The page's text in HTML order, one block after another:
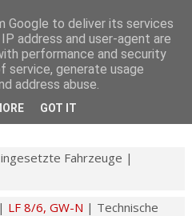
uns
2026
Fahrzeuge |
LF 8/6, GW-N | Technische
Google to deliver its services
address and user-agent are
performance and security
service, generate usage
address abuse.
GOT IT